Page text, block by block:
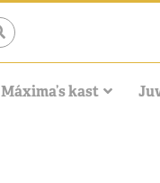
Máxima’s kast